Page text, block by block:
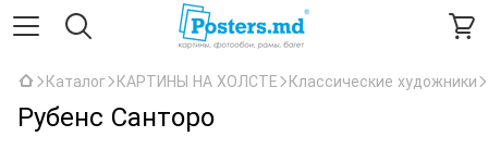
Каталог КАРТИНЫ НА ХОЛСТЕ Классические художники
Рубенс Санторо